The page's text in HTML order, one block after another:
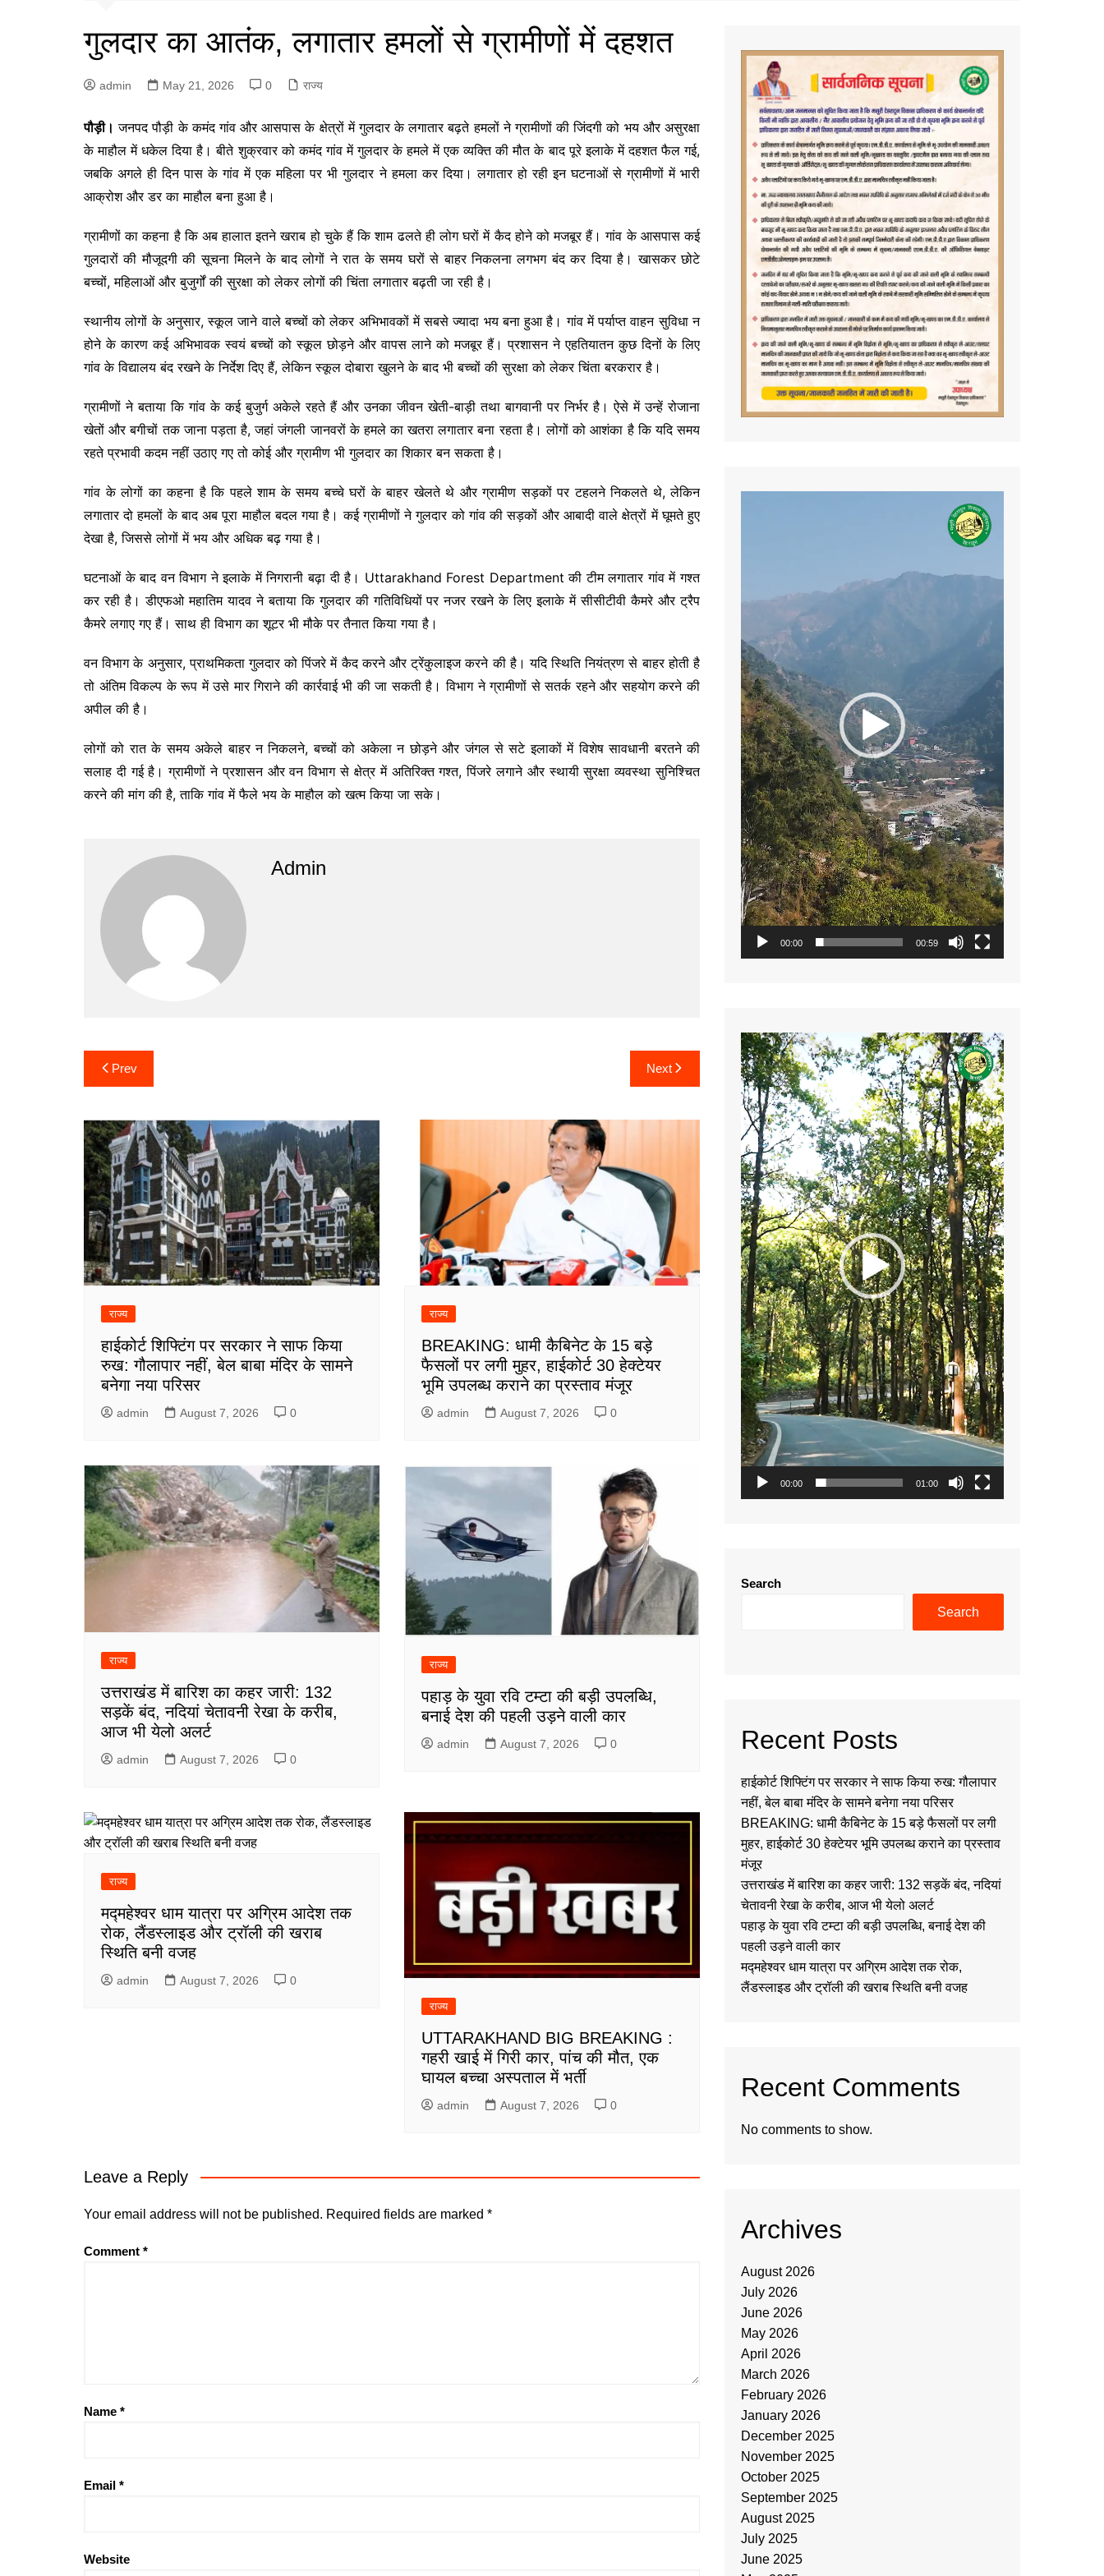
गुलदार का आतंक, लगातार हमलों से ग्रामीणों में दहशत
admin May 21, 2026 0 राज्य
पौड़ी। जनपद पौड़ी के कमंद गांव और आसपास के क्षेत्रों में गुलदार के लगातार बढ़ते हमलों ने ग्रामीणों की जिंदगी को भय और असुरक्षा
के माहौल में धकेल दिया है। बीते शुक्रवार को कमंद गांव में गुलदार के हमले में एक व्यक्ति की मौत के बाद पूरे इलाके में दहशत फैल गई,
जबकि अगले ही दिन पास के गांव में एक महिला पर भी गुलदार ने हमला कर दिया। लगातार हो रही इन घटनाओं से ग्रामीणों में भारी
आक्रोश और डर का माहौल बना हुआ है।
ग्रामीणों का कहना है कि अब हालात इतने खराब हो चुके हैं कि शाम ढलते ही लोग घरों में कैद होने को मजबूर हैं। गांव के आसपास कई
गुलदारों की मौजूदगी की सूचना मिलने के बाद लोगों ने रात के समय घरों से बाहर निकलना लगभग बंद कर दिया है। खासकर छोटे
बच्चों, महिलाओं और बुजुर्गों की सुरक्षा को लेकर लोगों की चिंता लगातार बढ़ती जा रही है।
स्थानीय लोगों के अनुसार, स्कूल जाने वाले बच्चों को लेकर अभिभावकों में सबसे ज्यादा भय बना हुआ है। गांव में पर्याप्त वाहन सुविधा न
होने के कारण कई अभिभावक स्वयं बच्चों को स्कूल छोड़ने और वापस लाने को मजबूर हैं। प्रशासन ने एहतियातन कुछ दिनों के लिए
गांव के विद्यालय बंद रखने के निर्देश दिए हैं, लेकिन स्कूल दोबारा खुलने के बाद भी बच्चों की सुरक्षा को लेकर चिंता बरकरार है।
ग्रामीणों ने बताया कि गांव के कई बुजुर्ग अकेले रहते हैं और उनका जीवन खेती-बाड़ी तथा बागवानी पर निर्भर है। ऐसे में उन्हें रोजाना
खेतों और बगीचों तक जाना पड़ता है, जहां जंगली जानवरों के हमले का खतरा लगातार बना रहता है। लोगों को आशंका है कि यदि समय
रहते प्रभावी कदम नहीं उठाए गए तो कोई और ग्रामीण भी गुलदार का शिकार बन सकता है।
गांव के लोगों का कहना है कि पहले शाम के समय बच्चे घरों के बाहर खेलते थे और ग्रामीण सड़कों पर टहलने निकलते थे, लेकिन
लगातार दो हमलों के बाद अब पूरा माहौल बदल गया है। कई ग्रामीणों ने गुलदार को गांव की सड़कों और आबादी वाले क्षेत्रों में घूमते हुए
देखा है, जिससे लोगों में भय और अधिक बढ़ गया है।
घटनाओं के बाद वन विभाग ने इलाके में निगरानी बढ़ा दी है। Uttarakhand Forest Department की टीम लगातार गांव में गश्त
कर रही है। डीएफओ महातिम यादव ने बताया कि गुलदार की गतिविधियों पर नजर रखने के लिए इलाके में सीसीटीवी कैमरे और ट्रैप
कैमरे लगाए गए हैं। साथ ही विभाग का शूटर भी मौके पर तैनात किया गया है।
वन विभाग के अनुसार, प्राथमिकता गुलदार को पिंजरे में कैद करने और ट्रेंकुलाइज करने की है। यदि स्थिति नियंत्रण से बाहर होती है
तो अंतिम विकल्प के रूप में उसे मार गिराने की कार्रवाई भी की जा सकती है। विभाग ने ग्रामीणों से सतर्क रहने और सहयोग करने की
अपील की है।
लोगों को रात के समय अकेले बाहर न निकलने, बच्चों को अकेला न छोड़ने और जंगल से सटे इलाकों में विशेष सावधानी बरतने की
सलाह दी गई है। ग्रामीणों ने प्रशासन और वन विभाग से क्षेत्र में अतिरिक्त गश्त, पिंजरे लगाने और स्थायी सुरक्षा व्यवस्था सुनिश्चित
करने की मांग की है, ताकि गांव में फैले भय के माहौल को खत्म किया जा सके।
Admin
Post
navigation
Prev Next
राज्य
हाईकोर्ट शिफ्टिंग पर सरकार ने साफ किया
रुख: गौलापार नहीं, बेल बाबा मंदिर के सामने
बनेगा नया परिसर
admin August 7, 2026 0
राज्य
BREAKING: धामी कैबिनेट के 15 बड़े
फैसलों पर लगी मुहर, हाईकोर्ट 30 हेक्टेयर
भूमि उपलब्ध कराने का प्रस्ताव मंजूर
admin August 7, 2026 0
राज्य
उत्तराखंड में बारिश का कहर जारी: 132
सड़कें बंद, नदियां चेतावनी रेखा के करीब,
आज भी येलो अलर्ट
admin August 7, 2026 0
राज्य
पहाड़ के युवा रवि टम्टा की बड़ी उपलब्धि,
बनाई देश की पहली उड़ने वाली कार
admin August 7, 2026 0
राज्य
मद्महेश्वर धाम यात्रा पर अग्रिम आदेश तक
रोक, लैंडस्लाइड और ट्रॉली की खराब
स्थिति बनी वजह
admin August 7, 2026 0
राज्य
UTTARAKHAND BIG BREAKING :
गहरी खाई में गिरी कार, पांच की मौत, एक
घायल बच्चा अस्पताल में भर्ती
admin August 7, 2026 0
Leave a Reply
Your email address will not be published. Required fields are marked *
Comment *
Name *
Email *
Website
00:00 00:59
Video
Player
00:00 01:00
Search
Search
Recent Posts
हाईकोर्ट शिफ्टिंग पर सरकार ने साफ किया रुख: गौलापार
नहीं, बेल बाबा मंदिर के सामने बनेगा नया परिसर
BREAKING: धामी कैबिनेट के 15 बड़े फैसलों पर लगी
मुहर, हाईकोर्ट 30 हेक्टेयर भूमि उपलब्ध कराने का प्रस्ताव
मंजूर
उत्तराखंड में बारिश का कहर जारी: 132 सड़कें बंद, नदियां
चेतावनी रेखा के करीब, आज भी येलो अलर्ट
पहाड़ के युवा रवि टम्टा की बड़ी उपलब्धि, बनाई देश की
पहली उड़ने वाली कार
मद्महेश्वर धाम यात्रा पर अग्रिम आदेश तक रोक,
लैंडस्लाइड और ट्रॉली की खराब स्थिति बनी वजह
Recent Comments
No comments to show.
Archives
August 2026
July 2026
June 2026
May 2026
April 2026
March 2026
February 2026
January 2026
December 2025
November 2025
October 2025
September 2025
August 2025
July 2025
June 2025